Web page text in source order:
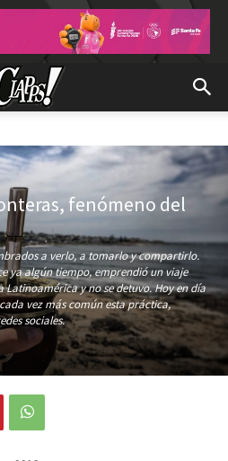
fenómeno del
a verlo, a tomarlo y compartirlo.
ya algún tiempo, emprendió un viaje
Latinoamérica y no se detuvo. Hoy en día
vez más común esta práctica,
sociales.